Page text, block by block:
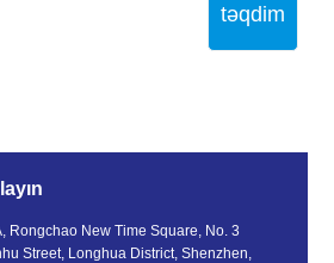
təqdim
Rongchao New Time Square, No. 3
Street, Longhua District, Shenzhen,